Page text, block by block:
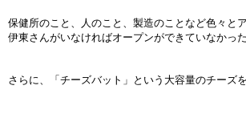
保健所のこと、人のこと、製造のことなど色々と
伊東さんがいなければオープンができていなかっ
さらに、「チーズバット」という大容量のチーズ